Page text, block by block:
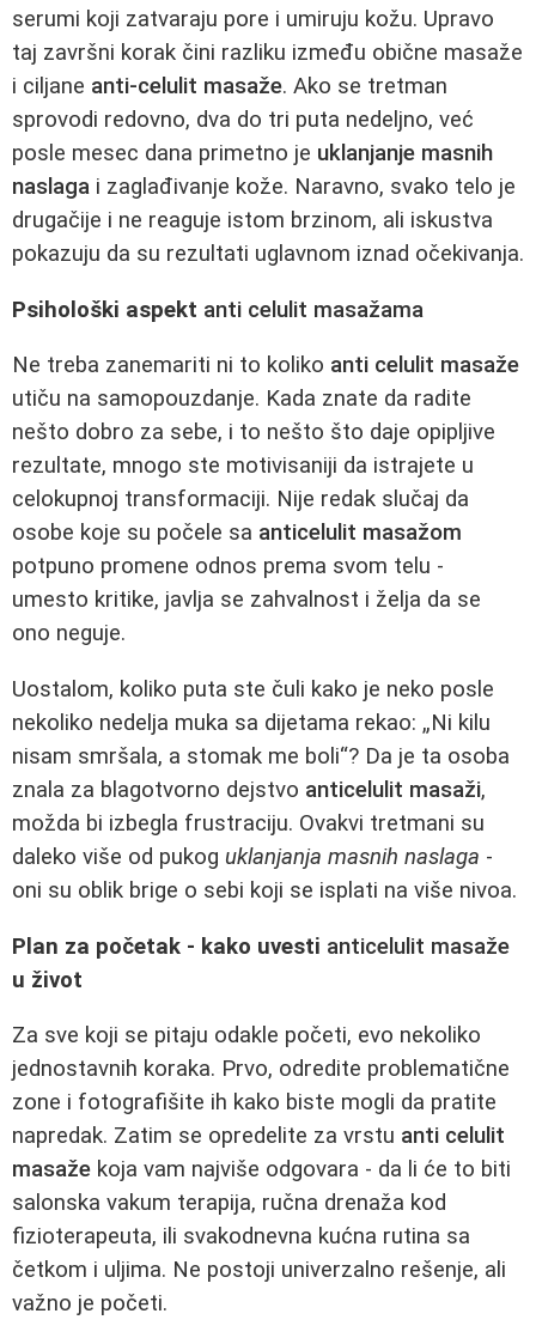
serumi koji zatvaraju pore i umiruju kožu. Upravo
taj završni korak čini razliku između obične masaže
i ciljane anti-celulit masaže. Ako se tretman
sprovodi redovno, dva do tri puta nedeljno, već
posle mesec dana primetno je uklanjanje masnih
naslaga i zaglađivanje kože. Naravno, svako telo je
drugačije i ne reaguje istom brzinom, ali iskustva
pokazuju da su rezultati uglavnom iznad očekivanja.
Psihološki aspekt anti celulit masažama
Ne treba zanemariti ni to koliko anti celulit masaže
utiču na samopouzdanje. Kada znate da radite
nešto dobro za sebe, i to nešto što daje opipljive
rezultate, mnogo ste motivisaniji da istrajete u
celokupnoj transformaciji. Nije redak slučaj da
osobe koje su počele sa anticelulit masažom
potpuno promene odnos prema svom telu -
umesto kritike, javlja se zahvalnost i želja da se
ono neguje.
Uostalom, koliko puta ste čuli kako je neko posle
nekoliko nedelja muka sa dijetama rekao: „Ni kilu
nisam smršala, a stomak me boli“? Da je ta osoba
znala za blagotvorno dejstvo anticelulit masaži,
možda bi izbegla frustraciju. Ovakvi tretmani su
daleko više od pukog uklanjanja masnih naslaga -
oni su oblik brige o sebi koji se isplati na više nivoa.
Plan za početak - kako uvesti anticelulit masaže
u život
Za sve koji se pitaju odakle početi, evo nekoliko
jednostavnih koraka. Prvo, odredite problematične
zone i fotografišite ih kako biste mogli da pratite
napredak. Zatim se opredelite za vrstu anti celulit
masaže koja vam najviše odgovara - da li će to biti
salonska vakum terapija, ručna drenaža kod
fizioterapeuta, ili svakodnevna kućna rutina sa
četkom i uljima. Ne postoji univerzalno rešenje, ali
važno je početi.